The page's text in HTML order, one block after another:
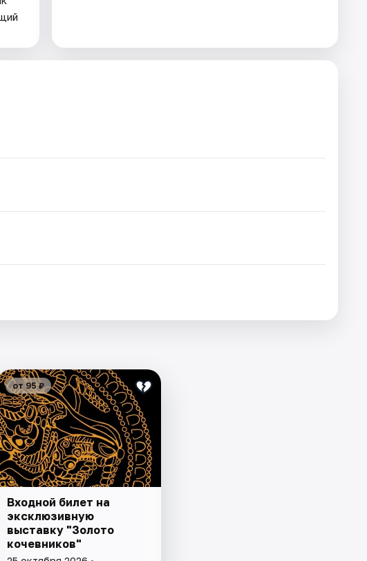
от 95 ₽
Входной билет на
эксклюзивную
выставку "Золото
кочевников"